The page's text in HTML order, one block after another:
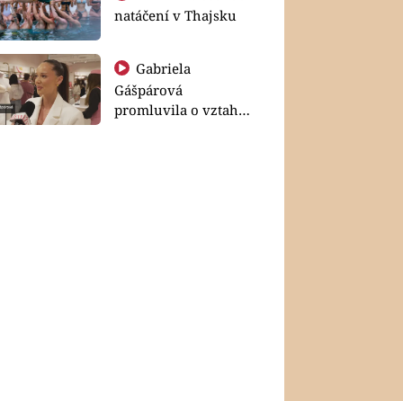
natáčení v Thajsku
Gabriela
Gášpárová
promluvila o vztahu